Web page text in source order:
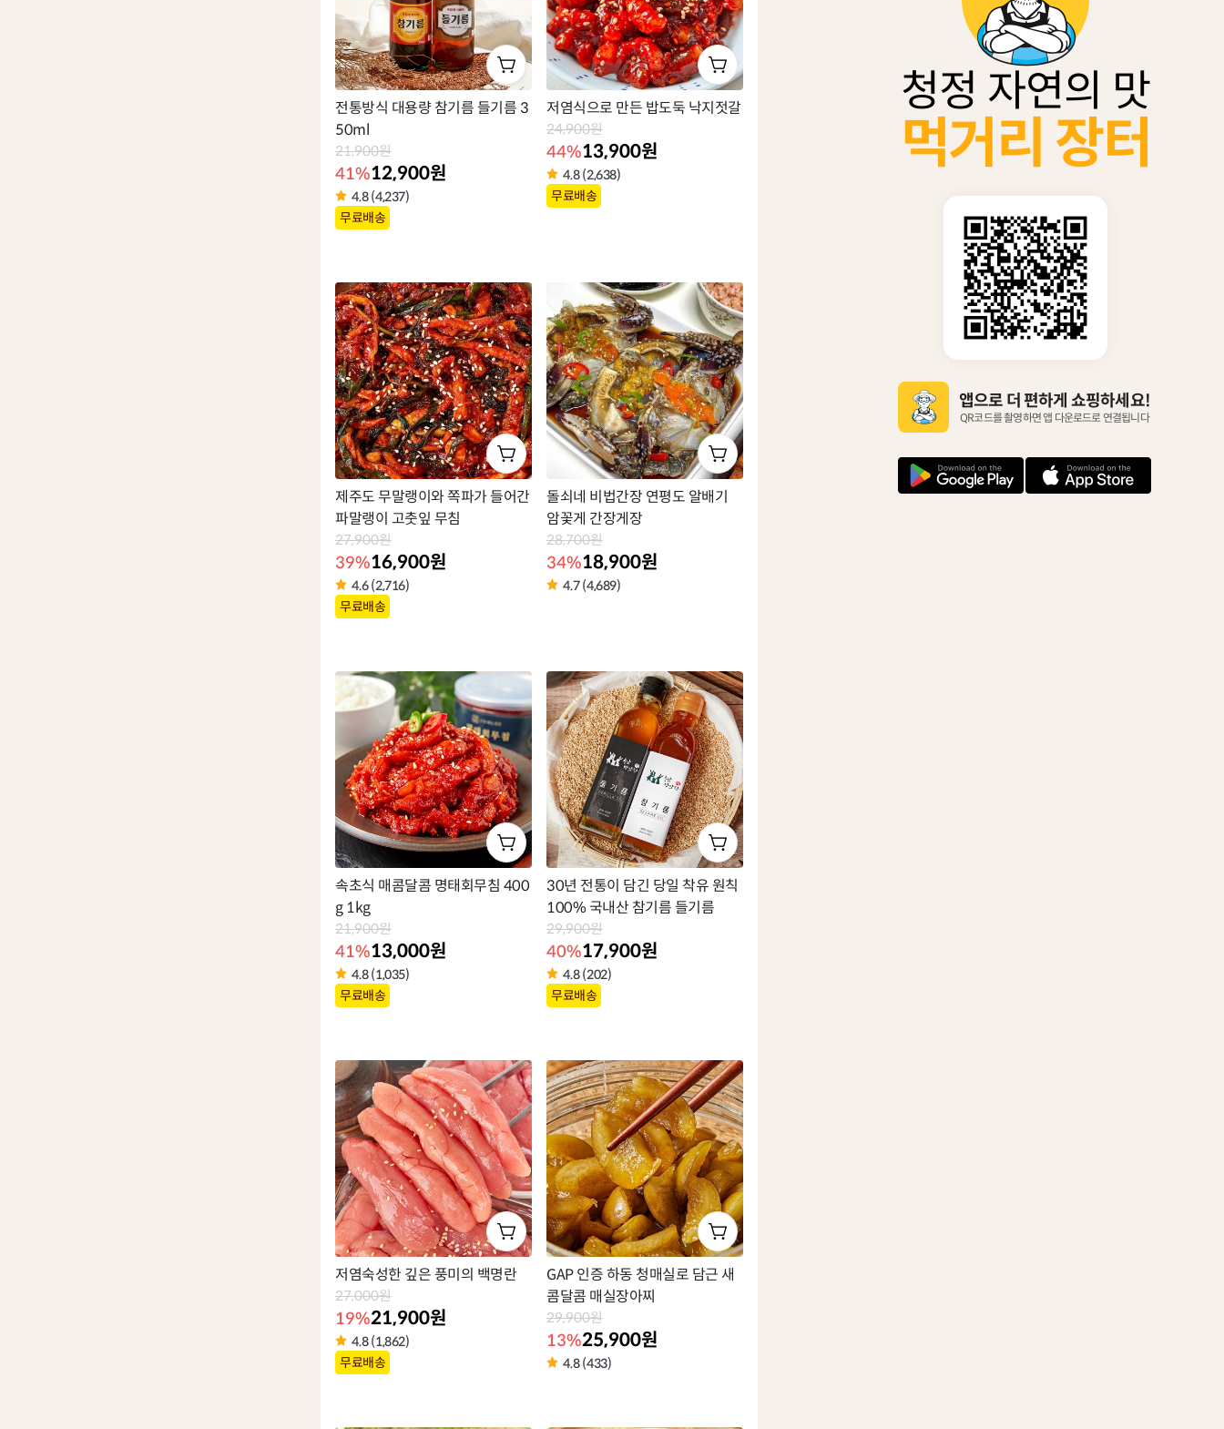
전통방식 대용량 참기름 들기름 3
50ml
21,900원
41%12,900원
4.8 (4,237)
상
벨
무료배송
저염식으로 만든 밥도둑 낙지젓갈
24,900원
44%13,900원
4.8 (2,638)
상
무료배송
제주도 무말랭이와 쪽파가 들어간
파말랭이 고춧잎 무침
27,900원
39%16,900원
4.6 (2,716)
상
벨
무료배송
돌쇠네 비법간장 연평도 알배기
암꽃게 간장게장
28,700원
34%18,900원
4.7 (4,689)
벨
속초식 매콤달콤 명태회무침 400
g 1kg
21,900원
41%13,000원
4.8 (1,035)
상
벨
무료배송
30년 전통이 담긴 당일 착유 원칙
100% 국내산 참기름 들기름
29,900원
40%17,900원
4.8 (202)
상
벨
무료배송
저염숙성한 깊은 풍미의 백명란
27,000원
19%21,900원
4.8 (1,862)
상
무료배송
GAP 인증 하동 청매실로 담근 새
콤달콤 매실장아찌
29,900원
13%25,900원
4.8 (433)
청정 자연의 맛
먹거리 장터
앱으로 더 편하게 쇼핑하세요!
QR코드를 촬영하면 앱 다운로드로 연결됩니다
안
로
아
폰